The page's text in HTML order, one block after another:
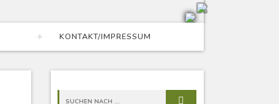
KONTAKT/IMPRESSUM